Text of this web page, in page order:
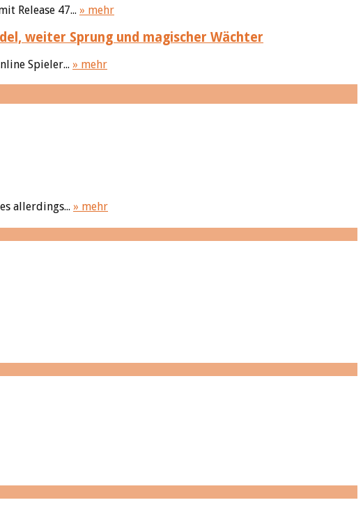
Release 47... » mehr
weiter Sprung und magischer Wächter
Spieler... » mehr
allerdings... » mehr